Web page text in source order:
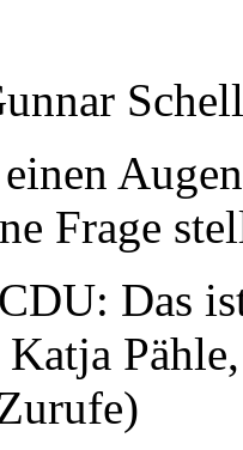
Frage
Das